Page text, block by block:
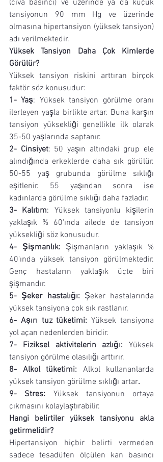
(civa basıncı) ve üzerinde ya da küçük
tansiyonun 90 mm Hg ve üzerinde
olmasına hipertansiyon (yüksek tansiyon)
adı verilmektedir.
Yüksek Tansiyon Daha Çok Kimlerde
Görülür?
Yüksek tansiyon riskini arttıran birçok
faktör söz konusudur:
1- Yaş: Yüksek tansiyon görülme oranı
ilerleyen yaşla birlikte artar. Buna karşın
tansiyon yüksekliği genellikle ilk olarak
35-50 yaşlarında saptanır.
2- Cinsiyet: 50 yaşın altındaki grup ele
alındığında erkeklerde daha sık görülür.
50-55 yaş grubunda görülme sıklığı
eşitlenir. 55 yaşından sonra ise
kadınlarda görülme sıklığı daha fazladır.
3- Kalıtım: Yüksek tansiyonlu kişilerin
yaklaşık % 60'ında ailede de tansiyon
yüksekliği söz konusudur.
4- Şişmanlık: Şişmanların yaklaşık %
40'ında yüksek tansiyon görülmektedir.
Genç hastaların yaklaşık üçte biri
şişmandır.
5- Şeker hastalığı: Şeker hastalarında
yüksek tansiyona çok sık rastlanır.
6- Aşırı tuz tüketimi: Yüksek tansiyona
yol açan nedenlerden biridir.
7- Fiziksel aktivitelerin azlığı: Yüksek
tansiyon görülme olasılığı arttırır.
8- Alkol tüketimi: Alkol kullananlarda
yüksek tansiyon görülme sıklığı artar.
9- Stres: Yüksek tansiyonun ortaya
çıkmasını kolaylaştırabilir.
Hangi belirtiler yüksek tansiyonu akla
getirmelidir?
Hipertansiyon hiçbir belirti vermeden
sadece tesadüfen ölçülen kan basıncı